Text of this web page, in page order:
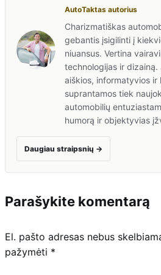
AutoTaktas autorius
Charizmatiškas
gebantis įsigilinti į
niuansus. Vertina
technologijas ir
aiškios, informatyvios ir
suprantamos tiek
automobilių
humorą ir objektyvias
Daugiau straipsnių →
Parašykite komentarą
El. pašto adresas nebus
pažymėti *